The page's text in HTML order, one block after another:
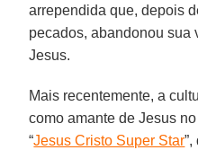
arrependida que, depois
pecados, abandonou sua
Jesus.
Mais recentemente, a
como amante de Jesus
“Jesus Cristo Super Star”,